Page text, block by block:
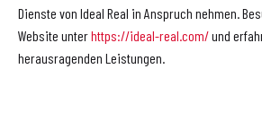
Dienste von Ideal Real in Anspruch nehmen.
Website unterhttps://ideal-real.com/und
herausragenden Leistungen.